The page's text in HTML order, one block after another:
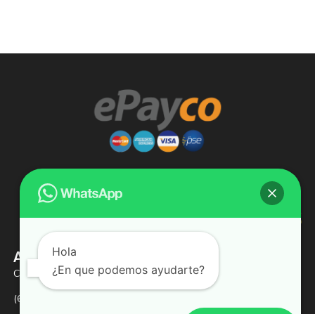
Almacenes Lizcauchos SAS
Calle 9 # 31 -03
(601) 2470066
Hola
¿En que podemos ayudarte?